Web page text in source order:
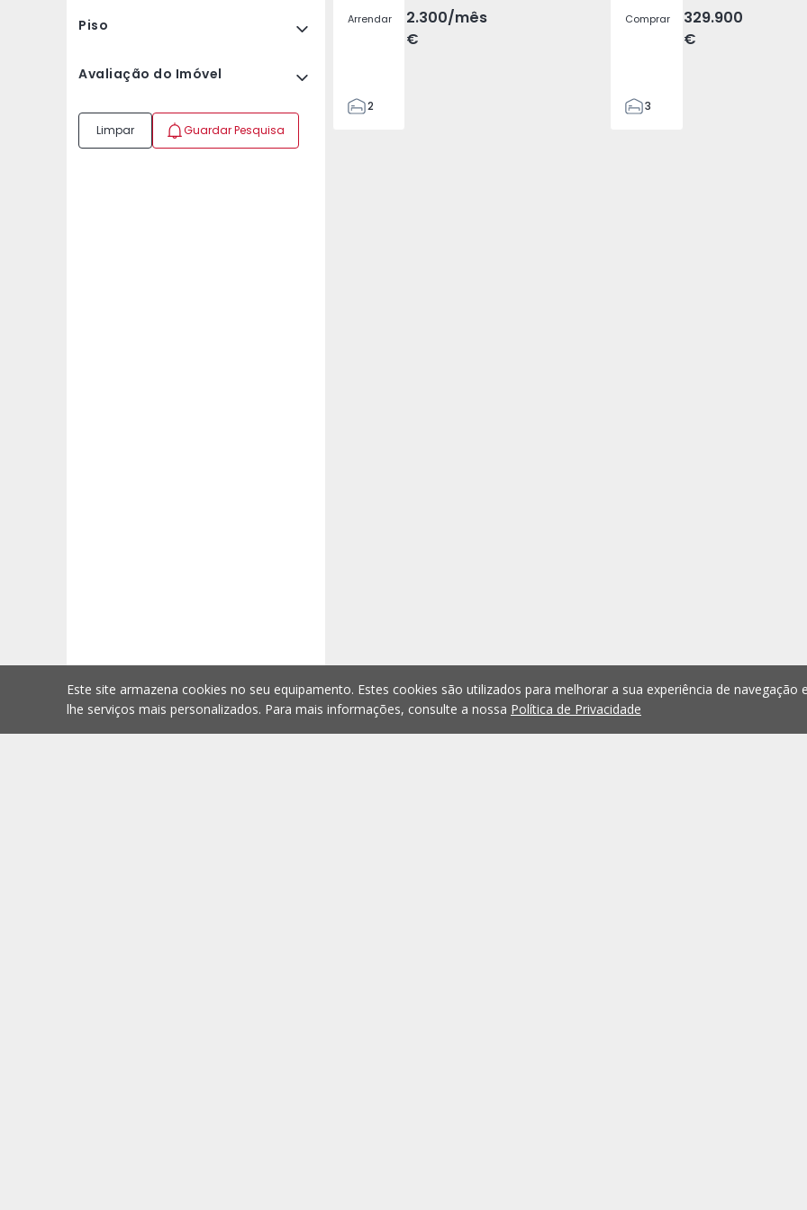
Piso
Avaliação do Imóvel
Limpar Guardar Pesquisa
Arrendar
2.300
€
/mês
2
Comprar
329.900
€
3
Este site armazena cookies no seu equipamento. Estes cookies são utilizados para melhorar a sua experiência de navegação
lhe serviços mais personalizados. Para mais informações, consulte a nossa Política de Privacidade